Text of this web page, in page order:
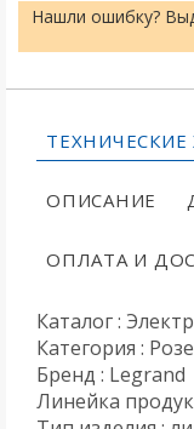
Нашли ошибку?
ТЕХНИЧЕСКИЕ
ОПИСАНИЕ
ОПЛАТА И
Каталог :
Категория :
Бренд : Legrand
Линейка